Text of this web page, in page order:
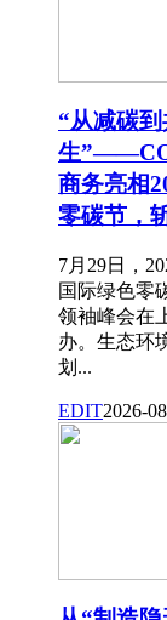
“从减碳到
生
商务亮相
零碳节，
7月29日，
国际绿色零
领袖峰会在
办。生态环
划...
EDIT2026-